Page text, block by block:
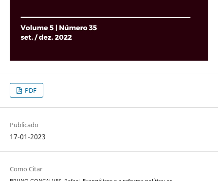
PDF
Publicado
17-01-2023
Como Citar